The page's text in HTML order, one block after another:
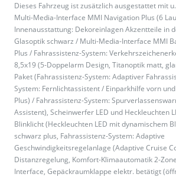
Dieses Fahrzeug ist zusätzlich ausgestattet mit
Multi-Media-Interface MMI Navigation Plus (6
Innenausstattung: Dekoreinlagen Akzentteile in
Glasoptik schwarz / Multi-Media-Interface MMI
Plus / Fahrassistenz-System:
8,5x19 (5-Doppelarm Design, Titanoptik matt,
Paket (Fahrassistenz-System: Adaptiver
System: Fernlichtassistent / Einparkhilfe vorn
Plus) / Fahrassistenz-System:
Assistent), Scheinwerfer LED und Heckleuchten
Blinklicht (Heckleuchten LED mit dynamischem
schwarz plus, Fahrassistenz-System: Adaptive
Geschwindigkeitsregelanlage (Adaptive Cruise
Distanzregelung, Komfort-Klimaautomatik 2-
Interface, Gepäckraumklappe elektr. betätigt